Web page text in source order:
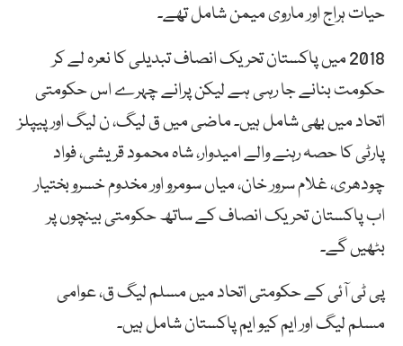
حیات ہراج اور ماروی میمن شامل تھے۔
2018 میں پاکستان تحریک انصاف تبدیلی کا نعرہ لے کر
حکومت بنانے جا رہی ہے لیکن پرانے چہرے اس حکومتی
اتحاد میں بھی شامل ہیں۔ ماضی میں ق لیگ، ن لیگ اور پیپلز
پارٹی کا حصہ رہنے والے امیدوار، شاہ محمود قریشی، فواد
چودھری، غلام سرور خان، میاں سومرو اور مخدوم خسرو بختیار
اب پاکستان تحریک انصاف کے ساتھ حکومتی بینچوں پر
بٹھیں گے۔
پی ٹی آئی کے حکومتی اتحاد میں مسلم لیگ ق، عوامی
مسلم لیگ اور ایم کیو ایم پاکستان شامل ہیں۔